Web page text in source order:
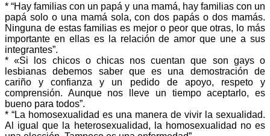
* “Hay familias con un papá y una mamá, hay familias con un
papá solo o una mamá sola, con dos papás o dos mamás.
Ninguna de estas familias es mejor o peor que otras, lo más
importante en ellas es la relación de amor que une a sus
integrantes”.
* «Si los chicos o chicas nos cuentan que son gays o
lesbianas debemos saber que es una demostración de
cariño y confianza y un pedido de apoyo, respeto y
comprensión. Aunque nos lleve un tiempo aceptarlo, es
bueno para todos”.
* “La homosexualidad es una manera de vivir la sexualidad.
Al igual que la heterosexualidad, la homosexualidad no es